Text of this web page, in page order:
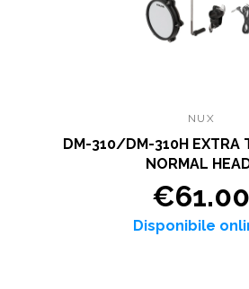
NUX
DM-310/DM-310H EXTRA
NORMAL
€61.00
Disponibile